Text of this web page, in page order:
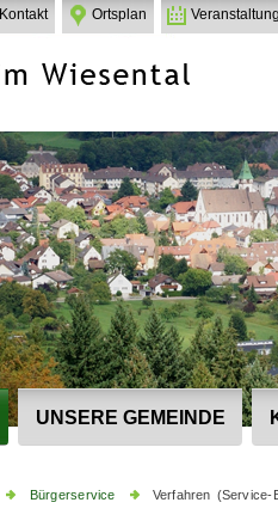
Kontakt Ortsplan
UNSERE GEMEINDE
Bürgerservice Verfahren (Service-